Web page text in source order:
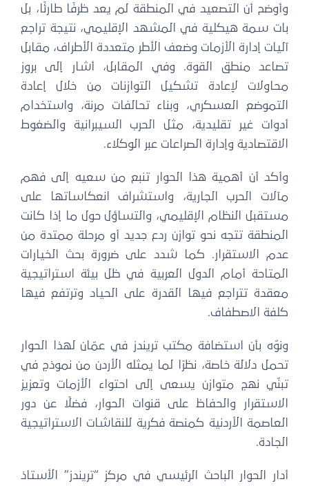
وأوضح أن التصعيد في المنطقة لم يعد ظرفًا طارئًا، بل
بات سمة هيكلية في المشهد الإقليمي، نتيجة تراجع
آليات إدارة الأزمات وضعف الأطر متعددة الأطراف، مقابل
تصاعد منطق القوة. وفي المقابل، أشار إلى بروز
محاولات لإعادة تشكيل التوازنات من خلال إعادة
التموضع العسكري، وبناء تحالفات مرنة، واستخدام
أدوات غير تقليدية، مثل الحرب السيبرانية والضغوط
الاقتصادية وإدارة الصراعات عبر الوكلاء.
وأكد أن أهمية هذا الحوار تنبع من سعيه إلى فهم
مآلات الحرب الجارية، واستشراف انعكاساتها على
مستقبل النظام الإقليمي، والتساؤل حول ما إذا كانت
المنطقة تتجه نحو توازن ردع جديد أو مرحلة ممتدة من
عدم الاستقرار. كما شدد على ضرورة بحث الخيارات
المتاحة أمام الدول العربية في ظل بيئة استراتيجية
معقدة تتراجع فيها القدرة على الحياد وترتفع فيها
كلفة الاصطفاف.
ونوّه بأن استضافة مكتب تريندز في عمّان لهذا الحوار
تحمل دلالة خاصة، نظرًا لما يمثله الأردن من نموذج في
تبنّي نهج متوازن يسعى إلى احتواء الأزمات وتعزيز
الاستقرار والحفاظ على قنوات الحوار، فضلًا عن دور
العاصمة الأردنية كمنصة فكرية للنقاشات الاستراتيجية
الجادة.
أدار الحوار الباحث الرئيسي في مركز “تريندز” الأستاذ